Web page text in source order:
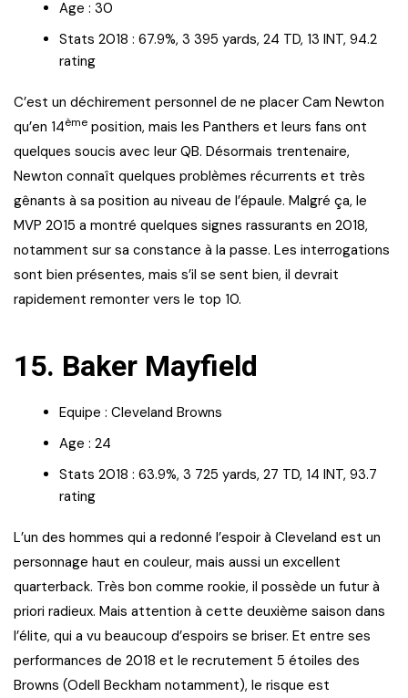
Age : 30
Stats 2018 : 67.9%, 3 395 yards, 24 TD, 13 INT, 94.2
rating
C’est un déchirement personnel de ne placer Cam Newton
qu’en 14ème position, mais les Panthers et leurs fans ont
quelques soucis avec leur QB. Désormais trentenaire,
Newton connaît quelques problèmes récurrents et très
gênants à sa position au niveau de l’épaule. Malgré ça, le
MVP 2015 a montré quelques signes rassurants en 2018,
notamment sur sa constance à la passe. Les interrogations
sont bien présentes, mais s’il se sent bien, il devrait
rapidement remonter vers le top 10.
15. Baker Mayfield
Equipe : Cleveland Browns
Age : 24
Stats 2018 : 63.9%, 3 725 yards, 27 TD, 14 INT, 93.7
rating
L’un des hommes qui a redonné l’espoir à Cleveland est un
personnage haut en couleur, mais aussi un excellent
quarterback. Très bon comme rookie, il possède un futur à
priori radieux. Mais attention à cette deuxième saison dans
l’élite, qui a vu beaucoup d’espoirs se briser. Et entre ses
performances de 2018 et le recrutement 5 étoiles des
Browns (Odell Beckham notamment), le risque est